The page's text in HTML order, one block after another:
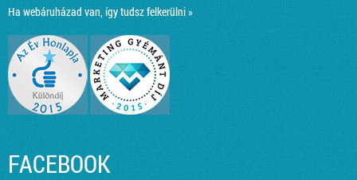
Ha webáruházad van, így tudsz felkerülni »
FACEBOOK